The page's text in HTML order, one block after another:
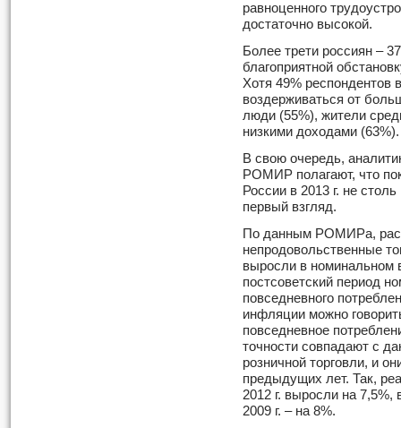
равноценного
достаточно высокой.
Более трети россиян –
благоприятной
Хотя 49% респондентов
воздерживаться от
люди (55%), жители
низкими доходами (63%).
В свою очередь,
РОМИР полагают, что
России в 2013 г. не
первый взгляд.
По данным РОМИРа,
непродовольственные
выросли в номинальном
постсоветский период
повседневного
инфляции можно
повседневное
точности совпадают с
розничной торговли, и
предыдущих лет. Так,
2012 г. выросли на 7,5%,
2009 г. – на 8%.